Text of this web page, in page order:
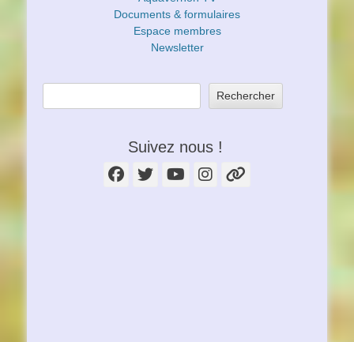
Documents & formulaires
Espace membres
Newsletter
Rechercher
Suivez nous !
Facebook
Twitter
YouTube
Instagram